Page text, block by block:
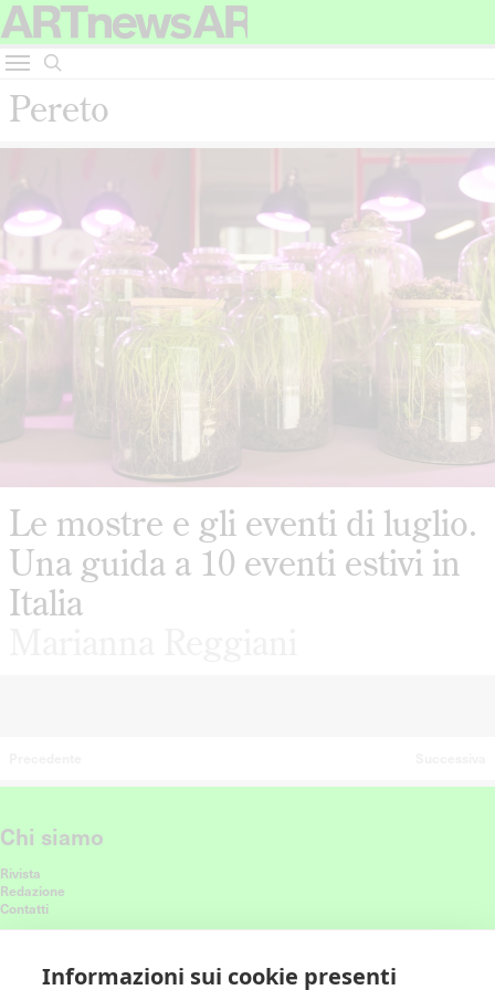
Pereto
Le mostre e gli eventi di luglio.
Una guida a 10 eventi estivi in
Italia
Chi siamo
Rivista
Redazione
Contatti
Connettiti con noi
Informazioni sui cookie presenti